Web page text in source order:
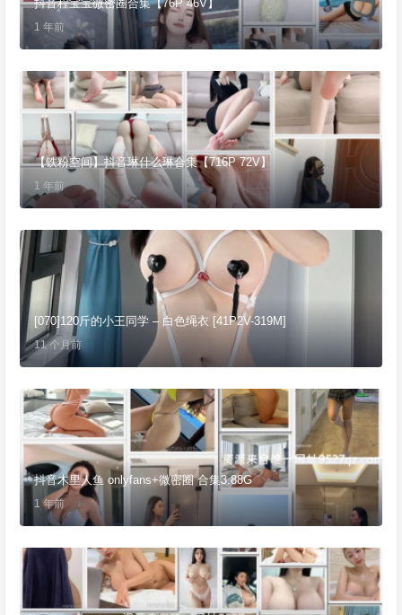
抖音程宝宝微密圈合集【76P 46V】
1 年前
【铁粉空间】抖音琳什么琳合集【716P 72V】
1 年前
[070]120斤的小王同学 – 白色绳衣 [41P2V-319M]
11 个月前
抖音木里人鱼 onlyfans+微密圈 合集3.88G
1 年前